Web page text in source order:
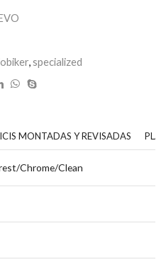
,specialized
MONTADAS Y REVISADAS
Chrome/Clean